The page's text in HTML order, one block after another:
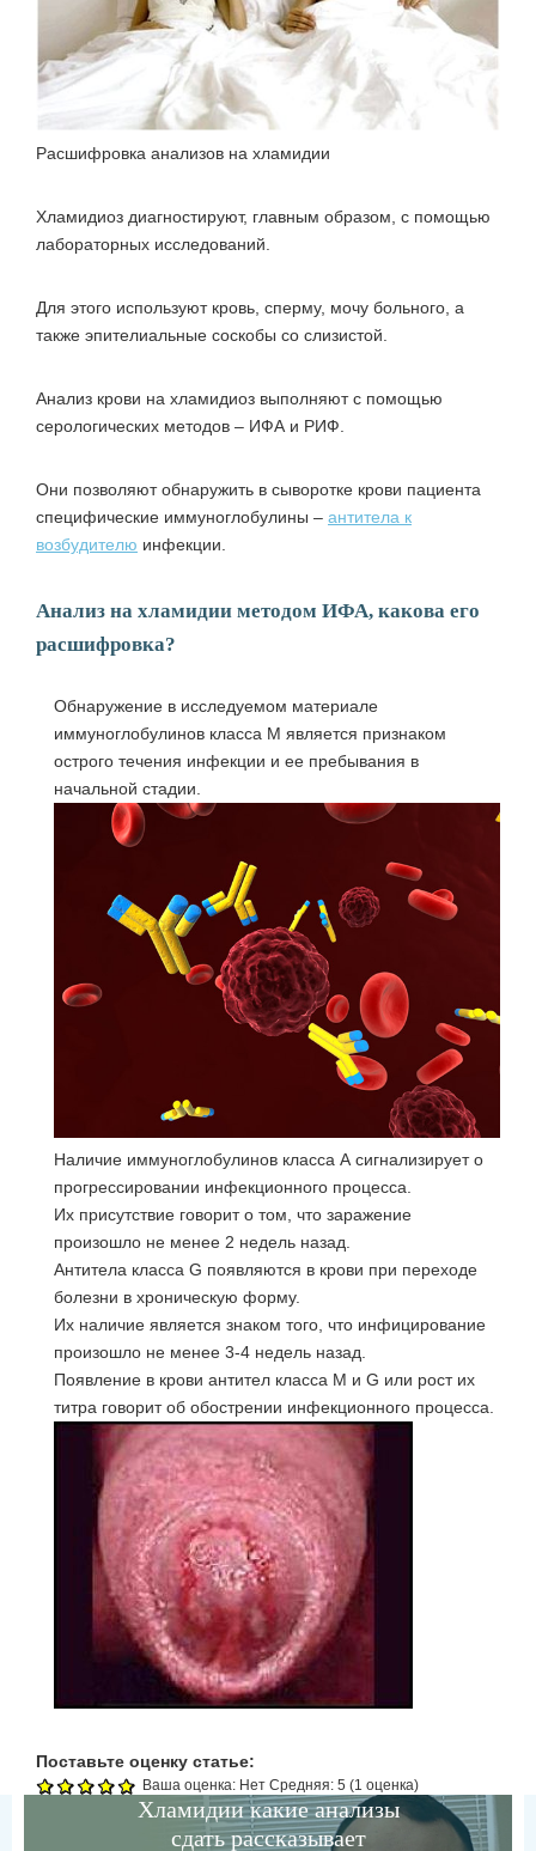
Расшифровка анализов на хламидии
Хламидиоз диагностируют, главным образом, с помощью
лабораторных исследований.
Для этого используют кровь, сперму, мочу больного, а
также эпителиальные соскобы со слизистой.
Анализ крови на хламидиоз выполняют с помощью
серологических методов – ИФА и РИФ.
Они позволяют обнаружить в сыворотке крови пациента
специфические иммуноглобулины – антитела к
возбудителю инфекции.
Анализ на хламидии методом ИФА, какова его
расшифровка?
Обнаружение в исследуемом материале
иммуноглобулинов класса М является признаком
острого течения инфекции и ее пребывания в
начальной стадии.
Наличие иммуноглобулинов класса А сигнализирует о
прогрессировании инфекционного процесса.
Их присутствие говорит о том, что заражение
произошло не менее 2 недель назад.
Антитела класса G появляются в крови при переходе
болезни в хроническую форму.
Их наличие является знаком того, что инфицирование
произошло не менее 3-4 недель назад.
Появление в крови антител класса М и G или рост их
титра говорит об обострении инфекционного процесса.
Поставьте оценку статье:
Ваша оценка: Нет Средняя: 5 (1 оценка)
Хламидии какие анализы
сдать рассказывает